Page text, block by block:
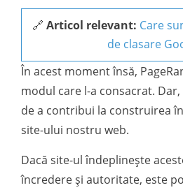
🔗 Articol relevant: Care
de clasare
În acest moment însă,
modul care l-a consacrat.
de a contribui la construirea
site-ului nostru web.
Dacă site-ul îndeplinește
încredere și autoritate, este